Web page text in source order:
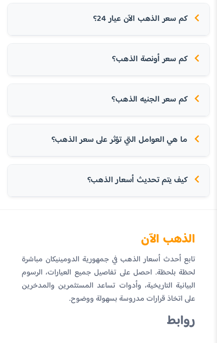
كم سعر الذهب الآن عيار 24؟
كم سعر أونصة الذهب؟
كم سعر الجنيه الذهب؟
ما هي العوامل التي تؤثر على سعر الذهب؟
كيف يتم تحديث أسعار الذهب؟
الذهب الآن
تابع أحدث أسعار الذهب في جمهورية الدومينيكان مباشرة
لحظة بلحظة. احصل على تفاصيل جميع العيارات، الرسوم
البيانية التاريخية، وأدوات تساعد المستثمرين والمدخرين
على اتخاذ قرارات مدروسة بسهولة ووضوح.
روابط